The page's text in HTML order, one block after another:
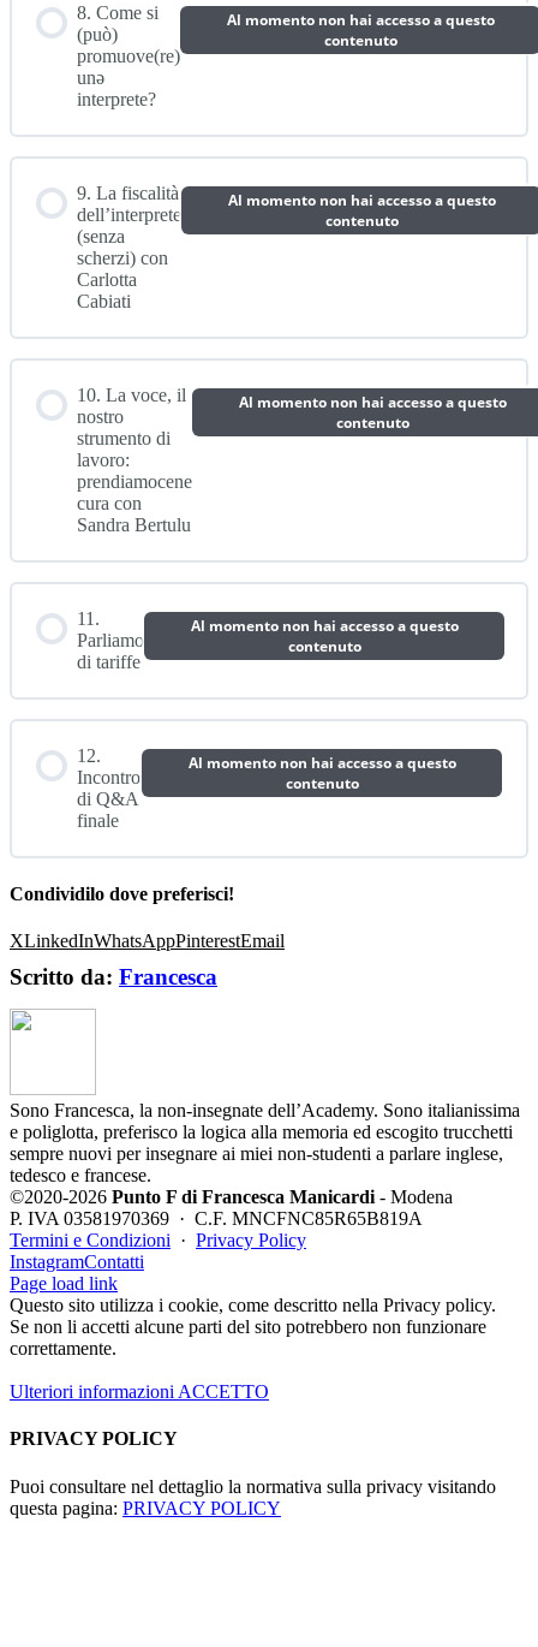
8. Come si
(può)
promuove(re)
unǝ
interprete?
Al momento non hai accesso a questo
contenuto
9. La fiscalità
dell’interprete
(senza
scherzi) con
Carlotta
Cabiati
Al momento non hai accesso a questo
contenuto
10. La voce, il
nostro
strumento di
lavoro:
prendiamocene
cura con
Sandra Bertulu
Al momento non hai accesso a questo
contenuto
11.
Parliamo
di tariffe
Al momento non hai accesso a questo
contenuto
12.
Incontro
di Q&A
finale
Al momento non hai accesso a questo
contenuto
Condividilo dove preferisci!
XLinkedInWhatsAppPinterestEmail
Scritto da: Francesca
Sono Francesca, la non-insegnate dell’Academy. Sono italianissima
e poliglotta, preferisco la logica alla memoria ed escogito trucchetti
sempre nuovi per insegnare ai miei non-studenti a parlare inglese,
tedesco e francese.
©2020-2026 Punto F di Francesca Manicardi - Modena
P. IVA 03581970369 · C.F. MNCFNC85R65B819A
Termini e Condizioni · Privacy Policy
InstagramContatti
Page load link
Questo sito utilizza i cookie, come descritto nella Privacy policy.
Se non li accetti alcune parti del sito potrebbero non funzionare
correttamente.
Ulteriori informazioni ACCETTO
PRIVACY POLICY
Puoi consultare nel dettaglio la normativa sulla privacy visitando
questa pagina: PRIVACY POLICY